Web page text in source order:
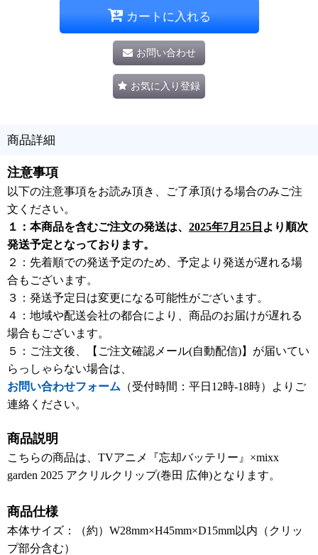
カートに入れる
お問い合わせ
お気に入り登録
商品詳細
注意事項
以下の注意事項をお読み頂き、ご了承頂ける場合のみご注
文ください。
１：本商品を含むご注文の発送は、 2025年7月25日 より順次
発送予定となっております。
２：先着順での発送予定のため、予定より発送が遅れる場
合もございます。
３：発送予定日は変更になる可能性がございます。
４：地域や配送会社の都合により、商品のお届けが遅れる
場合もございます。
５：ご注文後、【ご注文確認メール(自動配信)】が届いてい
らっしゃらない場合は、
お問い合わせフォーム （受付時間：平日12時-18時）よりご
連絡ください。
商品説明
こちらの商品は、TVアニメ『忘却バッテリー』×mixx
garden 2025 アクリルクリップ(巻田 広伸)となります。
商品仕様
本体サイズ：（約）W28mm×H45mm×D15mm以内（クリッ
プ部分含む）